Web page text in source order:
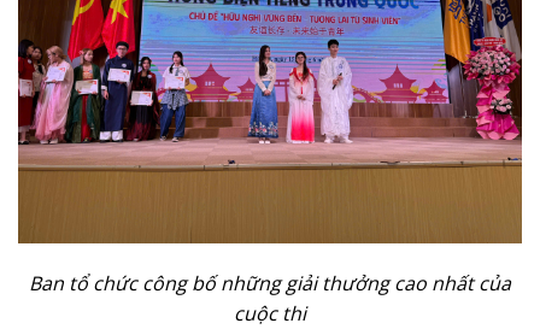
Ban tổ chức công bố những giải thưởng cao nhất của
cuộc thi